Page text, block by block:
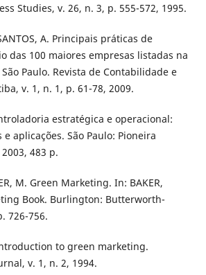
Studies, v. 26, n. 3, p. 555-572, 1995.
A. Principais práticas de
das 100 maiores empresas listadas na
Paulo. Revista de Contabilidade e
v. 1, n. 1, p. 61-78, 2009.
estratégica e operacional:
aplicações. São Paulo: Pioneira
483 p.
M. Green Marketing. In: BAKER,
Book. Burlington: Butterworth-
726-756.
to green marketing.
v. 1, n. 2, 1994.